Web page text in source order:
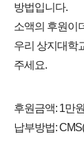
방법입니다.
소액의 후원이
우리 상지대학
주세요.
후원금액: 1만
납부방법: